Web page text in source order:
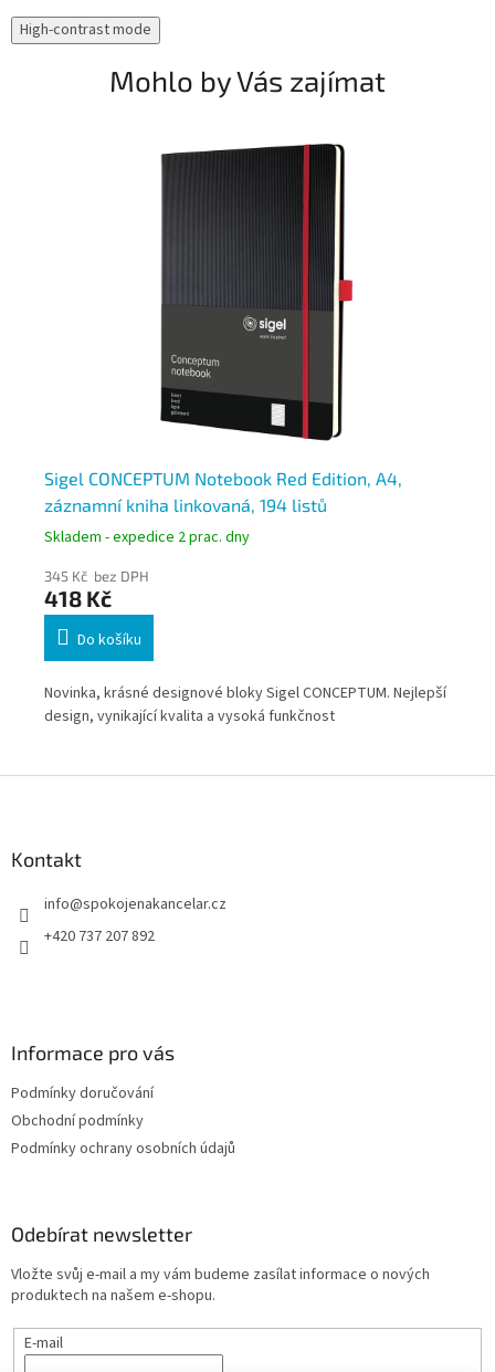
High-contrast mode
Mohlo by Vás zajímat
Sigel CONCEPTUM Notebook Red Edition, A4,
záznamní kniha linkovaná, 194 listů
Skladem - expedice 2 prac. dny
345 Kč bez DPH
418 Kč
Do košíku
Novinka, krásné designové bloky Sigel CONCEPTUM. Nejlepší
design, vynikající kvalita a vysoká funkčnost
Kontakt
info@spokojenakancelar.cz
+420 737 207 892
Informace pro vás
Podmínky doručování
Obchodní podmínky
Podmínky ochrany osobních údajů
Odebírat newsletter
Vložte svůj e-mail a my vám budeme zasílat informace o nových
produktech na našem e-shopu.
E-mail